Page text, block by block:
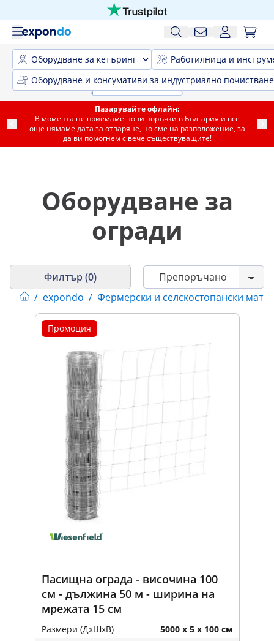
Оборудване за кетъринг
Работилница и
Оборудване и консумативи за индустриално почистване
Пазарувайте офлайн:
В момента не приемаме нови поръчки в България и все
още нямаме дата за отваряне, но сме на разположение, за
да ви помогнем с вече съществуващите!
Оборудване за
огради
/ expondo / Фермерски и селскостопански
Филтър (0)
Промоция
Пасищна ограда - височина 100
см - дължина 50 м - ширина на
мрежата 15 см
Размери (ДxШxВ) 5000 x 5 x 100 см